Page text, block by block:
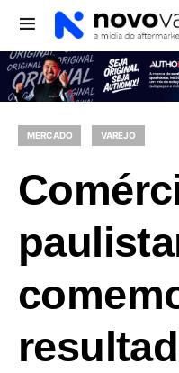
MERCADO VAREJO